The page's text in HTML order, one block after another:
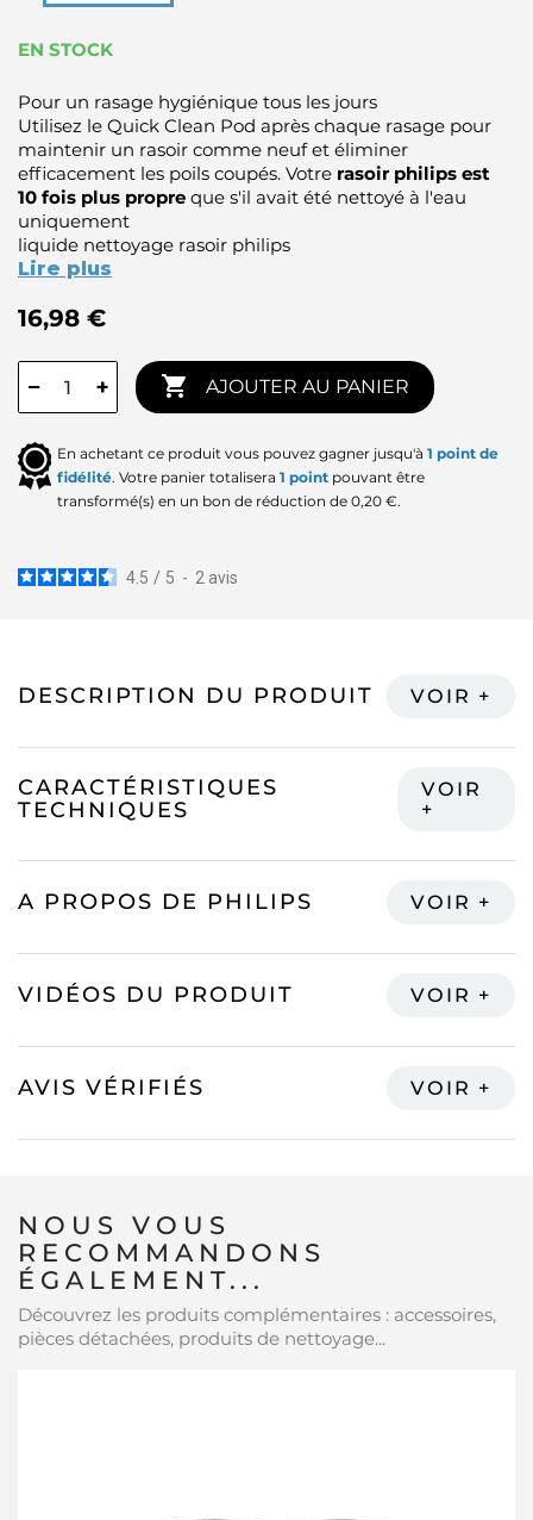
EN STOCK
Pour un rasage hygiénique tous les jours
Utilisez le Quick Clean Pod après chaque rasage pour
maintenir un rasoir comme neuf et éliminer
efficacement les poils coupés. Votre rasoir philips est
10 fois plus propre que s'il avait été nettoyé à l'eau
uniquement
liquide nettoyage rasoir philips
Lire plus
16,98 €
− +  AJOUTER AU PANIER
En achetant ce produit vous pouvez gagner jusqu'à 1 point de
fidélité. Votre panier totalisera 1 point pouvant être
transformé(s) en un bon de réduction de 0,20 €.
4.5 / 5 - 2 avis
DESCRIPTION DU PRODUIT
CARACTÉRISTIQUES
TECHNIQUES
A PROPOS DE PHILIPS
VIDÉOS DU PRODUIT
AVIS VÉRIFIÉS
NOUS VOUS
RECOMMANDONS
ÉGALEMENT...
Découvrez les produits complémentaires : accessoires,
pièces détachées, produits de nettoyage...